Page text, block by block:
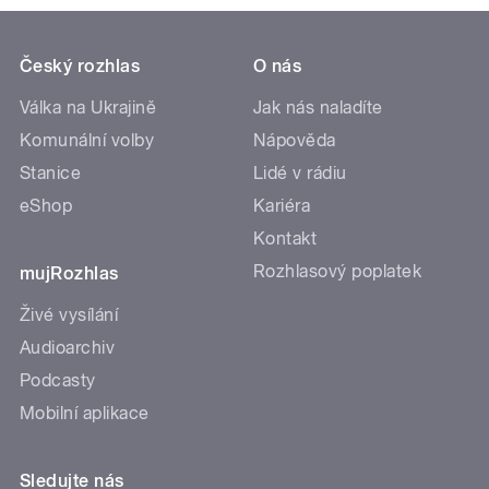
Český rozhlas
Válka na Ukrajině
Komunální volby
Stanice
eShop
mujRozhlas
Živé vysílání
Audioarchiv
Podcasty
Mobilní aplikace
O nás
Jak nás naladíte
Nápověda
Lidé v rádiu
Kariéra
Kontakt
Rozhlasový poplatek
Sledujte nás